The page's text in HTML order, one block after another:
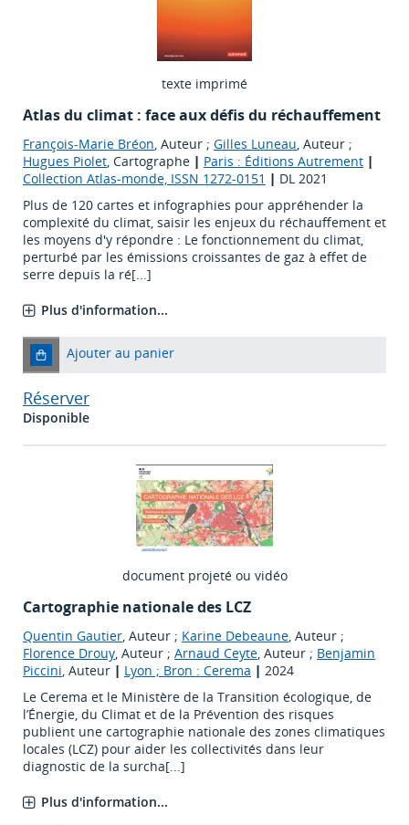
texte imprimé
Atlas du climat : face aux défis du réchauffement
François-Marie Bréon, Auteur ; Gilles Luneau, Auteur ;
Hugues Piolet, Cartographe | Paris : Éditions Autrement |
Collection Atlas-monde, ISSN 1272-0151 | DL 2021
Plus de 120 cartes et infographies pour appréhender la
complexité du climat, saisir les enjeux du réchauffement et
les moyens d'y répondre : Le fonctionnement du climat,
perturbé par les émissions croissantes de gaz à effet de
serre depuis la ré[...]
Plus d'information...
Ajouter au panier
Réserver
Disponible
document projeté ou vidéo
Cartographie nationale des LCZ
Quentin Gautier, Auteur ; Karine Debeaune, Auteur ;
Florence Drouy, Auteur ; Arnaud Ceyte, Auteur ; Benjamin
Piccini, Auteur | Lyon ; Bron : Cerema | 2024
Le Cerema et le Ministère de la Transition écologique, de
l’Énergie, du Climat et de la Prévention des risques
publient une cartographie nationale des zones climatiques
locales (LCZ) pour aider les collectivités dans leur
diagnostic de la surcha[...]
Plus d'information...